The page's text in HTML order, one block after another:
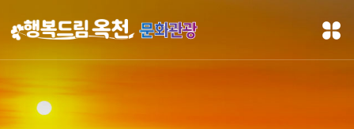
문화관광